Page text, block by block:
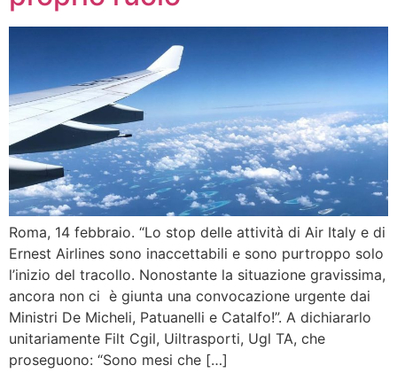
Roma, 14 febbraio. “Lo stop delle attività di Air Italy e di
Ernest Airlines sono inaccettabili e sono purtroppo solo
l’inizio del tracollo. Nonostante la situazione gravissima,
ancora non ci è giunta una convocazione urgente dai
Ministri De Micheli, Patuanelli e Catalfo!”. A dichiararlo
unitariamente Filt Cgil, Uiltrasporti, Ugl TA, che
proseguono: “Sono mesi che […]